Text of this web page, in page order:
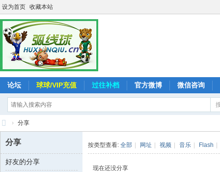
设为首页 收藏本站
论坛 球球/VIP充值 过往补档 官方微博 微信咨询
弧
线
球
› 分享
分享
好友的分享
按类型查看: 全部 网址 视频 音乐 Flash
现在还没分享